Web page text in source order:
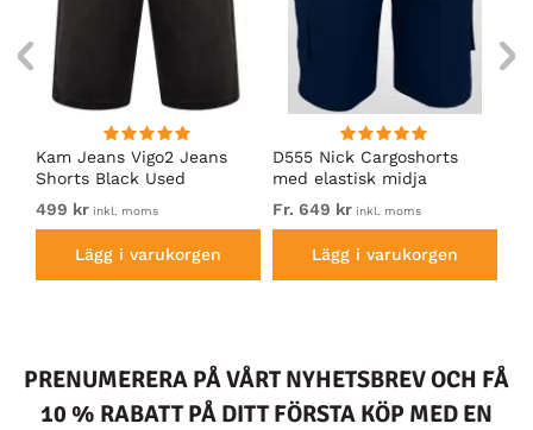
Kam Jeans Vigo2 Jeans
Shorts Black Used
499 kr inkl. moms
Lägg i varukorgen
D555 Nick Cargoshorts
med elastisk midja
Marinblå
Fr. 649 kr inkl. moms
Lägg i varukorgen
PRENUMERERA PÅ VÅRT NYHETSBREV OCH FÅ
10 % RABATT PÅ DITT FÖRSTA KÖP MED EN